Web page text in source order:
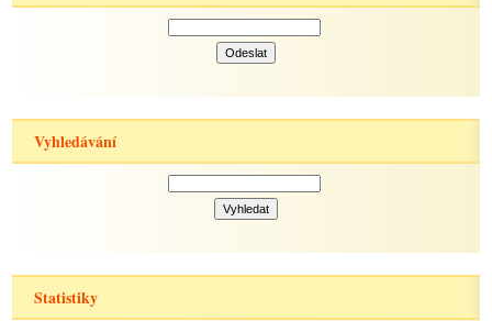
Vyhledávání
Statistiky